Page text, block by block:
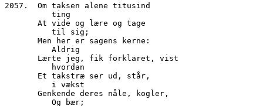
2057.  Om taksen alene titusind
          ting
       At vide og lære og tage
          til sig;
       Men her er sagens kerne:
          Aldrig
       Lærte jeg, fik forklaret, vist
          hvordan
       Et takstræ ser ud, står,
          i vækst
       Genkende deres nåle, kogler,
          Og bær;